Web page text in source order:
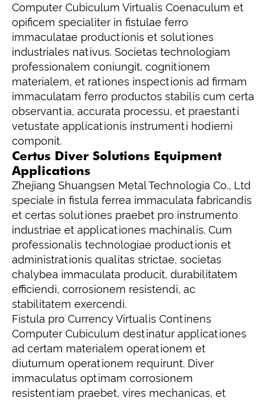
Computer Cubiculum Virtualis Coenaculum et
opificem specialiter in fistulae ferro
immaculatae productionis et solutiones
industriales nativus. Societas technologiam
professionalem coniungit, cognitionem
materialem, et rationes inspectionis ad firmam
immaculatam ferro productos stabilis cum certa
observantia, accurata processu, et praestanti
vetustate applicationis instrumenti hodierni
componit.
Certus Diver Solutions Equipment
Applications
Zhejiang Shuangsen Metal Technologia Co., Ltd
speciale in fistula ferrea immaculata fabricandis
et certas solutiones praebet pro instrumento
industriae et applicationes machinalis. Cum
professionalis technologiae productionis et
administrationis qualitas strictae, societas
chalybea immaculata producit, durabilitatem
efficiendi, corrosionem resistendi, ac
stabilitatem exercendi.
Fistula pro Currency Virtualis Continens
Computer Cubiculum destinatur applicationes
ad certam materialem operationem et
diuturnum operationem requirunt. Diver
immaculatus optimam corrosionem
resistentiam praebet, vires mechanicas, et